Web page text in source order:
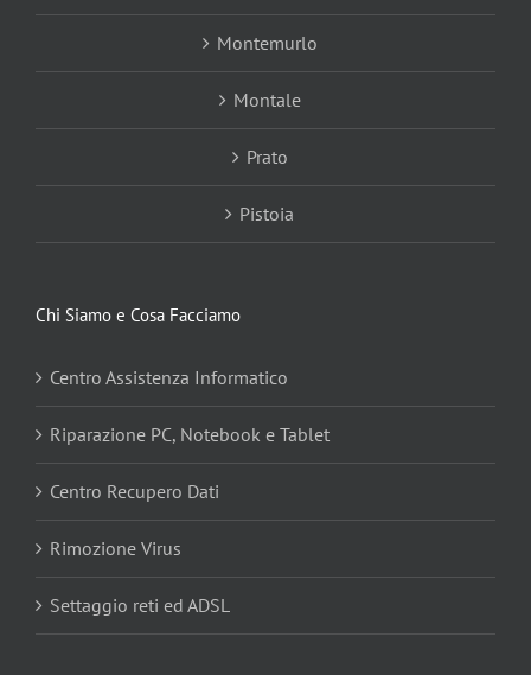
Montemurlo
Montale
Prato
Pistoia
Chi Siamo e Cosa Facciamo
Centro Assistenza Informatico
Riparazione PC, Notebook e Tablet
Centro Recupero Dati
Rimozione Virus
Settaggio reti ed ADSL